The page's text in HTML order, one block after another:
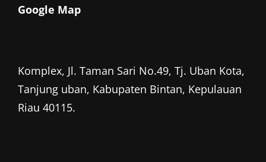
Google Map
Komplex, Jl. Taman Sari No.49, Tj. Uban Kota,
Tanjung uban, Kabupaten Bintan, Kepulauan
Riau 40115.